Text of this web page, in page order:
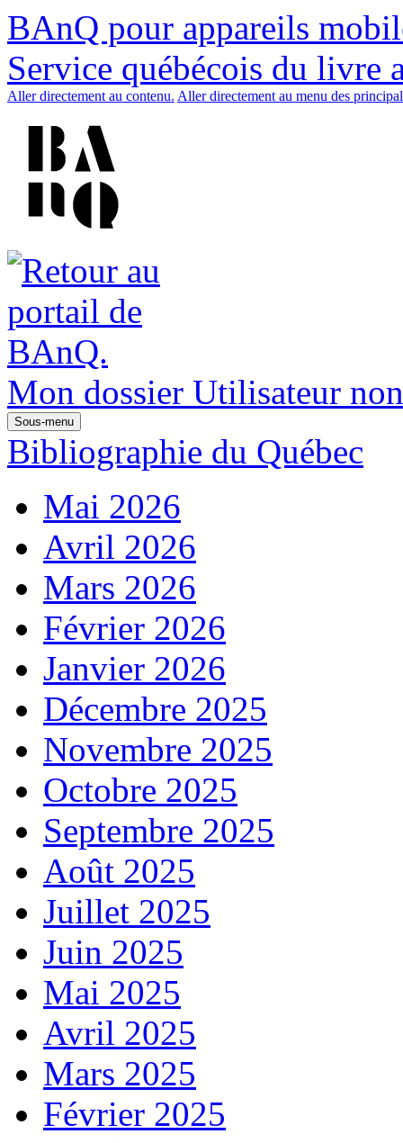
BAnQ pour appareils
Service québécois du livre
Aller directement au contenu. Aller directement au menu des
Mon dossier Utilisateur
Sous-menu
Bibliographie du Québec
Mai 2026
Avril 2026
Mars 2026
Février 2026
Janvier 2026
Décembre 2025
Novembre 2025
Octobre 2025
Septembre 2025
Août 2025
Juillet 2025
Juin 2025
Mai 2025
Avril 2025
Mars 2025
Février 2025